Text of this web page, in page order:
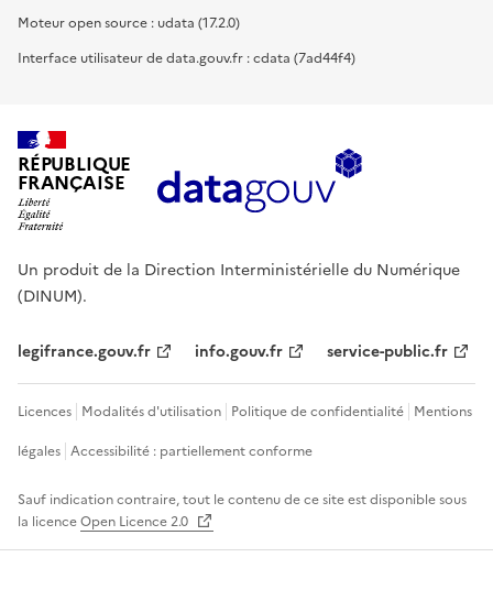
Moteur open source : udata (17.2.0)
Interface utilisateur de data.gouv.fr : cdata (7ad44f4)
RÉPUBLIQUE
FRANÇAISE
Un produit de la Direction Interministérielle du Numérique
(DINUM).
legifrance.gouv.fr info.gouv.fr service-public.fr
Licences Modalités d'utilisation Politique de confidentialité Mentions
légales Accessibilité : partiellement conforme
Sauf indication contraire, tout le contenu de ce site est disponible sous
la licenceOpen Licence 2.0